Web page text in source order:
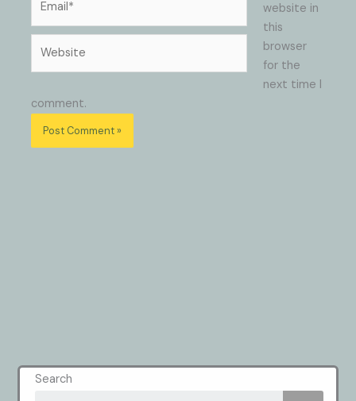
website in
this
browser
for the
next time I
comment.
Search